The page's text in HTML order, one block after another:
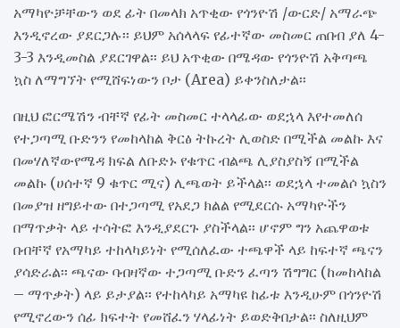
አማካዮቻቸውን ወደ ፊት በመላክ አጥቂው የጎንዮሽ /ውርድ/ አማራጭ
እንዲኖረው ያደርጋሉ፡፡ ይህም አሰላላፍ የፊተኛው መስመር ጠበብ ያለ 4-
3-3 እንዲመስል ያደርገዋል፡፡ ይህ አጥቂው በሜዳው የጎንዮሽ አቅጣጫ
ኳስ ለማግኘት የሚሸፍነውን ቦታ (Area) ይቀንስለታል፡፡
በዚህ ፎርሜሽን ብቸኛ የፊት መስመር ተላላፊው ወደኋላ እየተመለሰ
የተጋጣሚ ቡድንን የመከላከል ቅርፅ ትኩረት ሊወስድ በሚችል መልኩ እና
በመሃለኛውየሜዳ ክፍል ለቡድኑ የቁጥር ብልጫ ሊያስያስኝ በሚችል
መልኩ (ሀሰተኛ 9 ቁጥር ሚና) ሊጫወት ይችላል፡፡ ወደኋላ ተመልሶ ኳስን
በመያዝ ዘግይተው በተጋጣሚ የአደጋ ክልል የሚደርሱ አማካዮችን
በማጥቃት ላይ ተሳትፎ እንዲያደርጉ ያስችላል፡፡ ሆኖም ግን አጨዋወቱ
በብቸኛ የአማካይ ተከላካይነት የሚሰለፈው ተጫዋች ላይ ከፍተኛ ጫናን
ያሳድራል፡፡ ጫናው ባብዛኛው ተጋጣሚ ቡድን ፈጣን ሽግግር (ከመከላከል
– ማጥቃት) ላይ ይታያል፡፡ የተከላካይ አማካዩ ከፊቱ እንዲሁም በጎንዮሽ
የሚኖረውን ሰፊ ክፍተት የመሸፈን ሃላፊነት ይወድቅበታል፡፡ ስለዚህም